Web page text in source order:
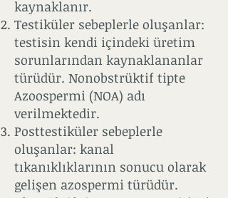
kaynaklanır.
Testiküler sebeplerle oluşanlar:
testisin kendi içindeki üretim
sorunlarından kaynaklananlar
türüdür. Nonobstrüktif tipte
Azoospermi (NOA) adı
verilmektedir.
Posttestiküler sebeplerle
oluşanlar: kanal
tıkanıklıklarının sonucu olarak
gelişen azospermi türüdür.